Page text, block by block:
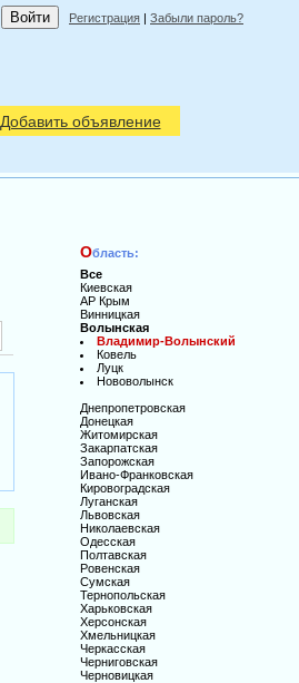
Регистрация | Забыли пароль?
Добавить объявление
Область:
Все
Киевская
АР Крым
Винницкая
Волынская
Владимир-Волынский
Ковель
Луцк
Нововолынск
Днепропетровская
Донецкая
Житомирская
Закарпатская
Запорожская
Ивано-Франковская
Кировоградская
Луганская
Львовская
Николаевская
Одесская
Полтавская
Ровенская
Сумская
Тернопольская
Харьковская
Херсонская
Хмельницкая
Черкасская
Черниговская
Черновицкая